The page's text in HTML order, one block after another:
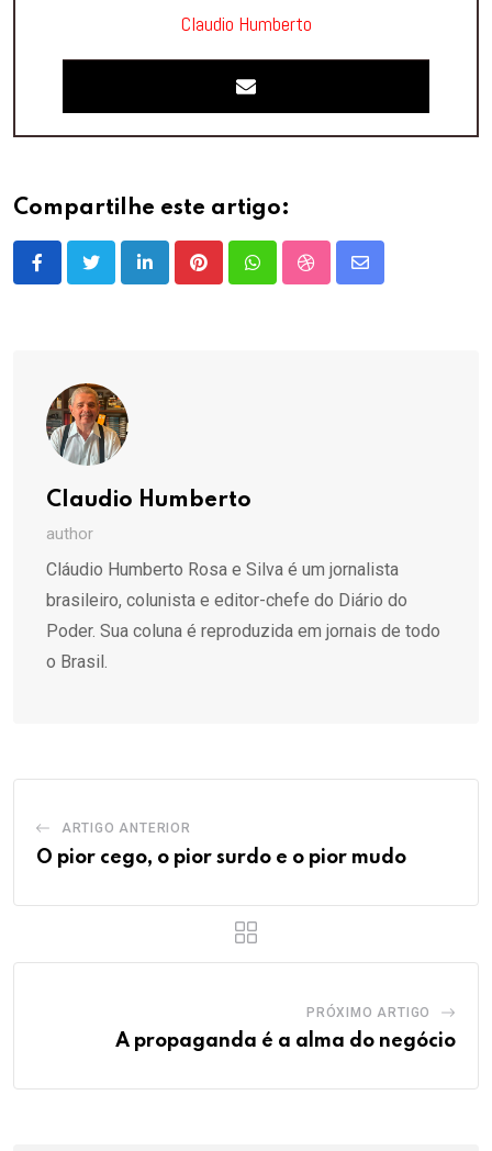
Claudio Humberto
Compartilhe este artigo:
LinkedInPinterestWhatsappStumbleUpon
Share
Claudio Humberto
author
Cláudio Humberto Rosa e Silva é um jornalista
brasileiro, colunista e editor-chefe do Diário do
Poder. Sua coluna é reproduzida em jornais de todo
o Brasil.
ARTIGO ANTERIOR
O pior cego, o pior surdo e o pior mudo
PRÓXIMO ARTIGO
A propaganda é a alma do negócio